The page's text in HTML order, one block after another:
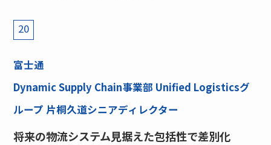
20
富士通
Dynamic Supply Chain事業部 Unified Logisticsグ
ループ 片桐久道シニアディレクター
将来の物流システム見据えた包括性で差別化